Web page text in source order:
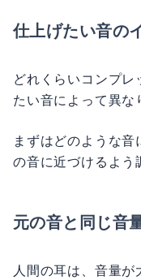
仕上げたい音の
どれくらいコンプ
たい音によって異な
まずはどのような
の音に近づけるよう
元の音と同じ音
人間の耳は、音量